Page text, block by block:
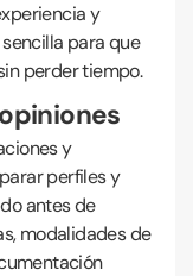
y
para que
perder tiempo.
y
perfiles y
antes de
modalidades de